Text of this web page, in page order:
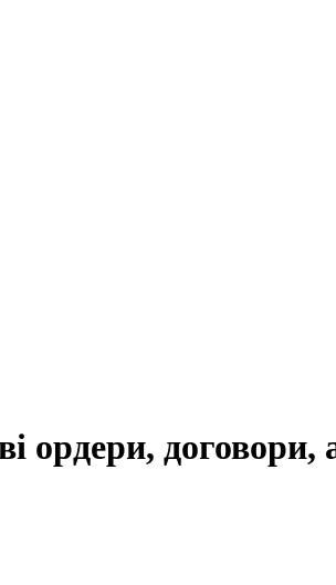
ордери, договори,